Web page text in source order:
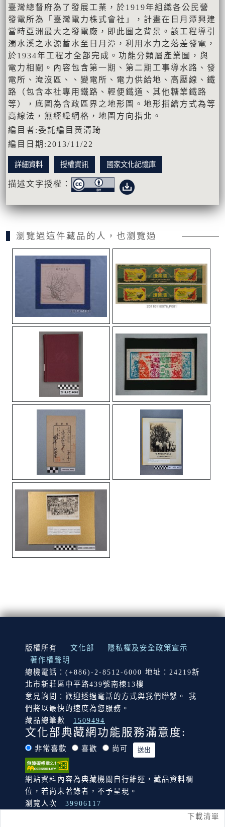
下載清單
臺灣總督府為了發展工業，於1919年組織各公民營
發電所為「臺灣電力株式會社」，計畫在日月潭興建
當時亞洲最大之發電廠，即此圖之背景。該工程導引
濁水溪之水源蓄水至日月潭，利用水力之落差發電，
於1934年工程才全部完成。功能分類屬產業圖，與
電力相關。內容包含第一期、第二期工事導水路、發
電所、淹沒區、、變電所、電力供給地、高壓線、鐵
路（包含本社專用鐵路、輕便鐵道、其他糖業鐵路
等），底圖為含政區界之地形圖。地形描繪方式為等
高線法，無經緯網格，地圖方向指北。
編目者:委託編目黃清琦
編目日期:2013/11/22
詳細資料 授權資訊 國家文化記憶庫
描述文字授權：
瀏覽過這件藏品的人，也瀏覽過
:::
版權所有 文化部
隱私權及安全政策宣示
著作權聲明
總機電話：(+886)-2-8512-6000 地址：24219新
北市新莊區中平路439號南棟13樓
意見詢問：歡迎透過電話的方式與我們聯繫。 我
們將以最快的速度為您服務。
藏品總筆數
1509494
文化部典藏網功能服務滿意度:
非常喜歡 喜歡 尚可
網站資料內容為典藏機關自行維運，藏品資料欄
位，若尚未著錄者，不予呈現。
瀏覽人次
39906117